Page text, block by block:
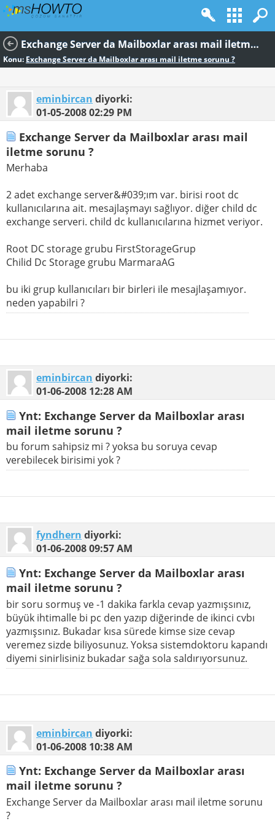
Exchange Server da Mailboxlar arası mail iletme sorunu ?
Konu: Exchange Server da Mailboxlar arası mail iletme sorunu ?
eminbircan diyorki:
01-05-200802:29 PM
Exchange Server da Mailboxlar arası mail
iletme sorunu ?
Merhaba
2 adet exchange server&#039;ım var. birisi root dc
kullanıcılarına ait. mesajlaşmayı sağlıyor. diğer child dc
exchange serveri. child dc kullanıcılarına hizmet veriyor.
Root DC storage grubu FirstStorageGrup
Chilid Dc Storage grubu MarmaraAG
bu iki grup kullanıcıları bir birleri ile mesajlaşamıyor.
neden yapabilri ?
eminbircan diyorki:
01-06-2008 12:28 AM
Ynt: Exchange Server da Mailboxlar arası
mail iletme sorunu ?
bu forum sahipsiz mi ? yoksa bu soruya cevap
verebilecek birisimi yok ?
fyndhern diyorki:
01-06-200809:57 AM
Ynt: Exchange Server da Mailboxlar arası
mail iletme sorunu ?
bir soru sormuş ve -1 dakika farkla cevap yazmışsınız,
büyük ihtimalle bi pc den yazıp diğerinde de ikinci cvbı
yazmışsınız. Bukadar kısa sürede kimse size cevap
veremez sizde biliyosunuz. Yoksa sistemdoktoru kapandı
diyemi sinirlisiniz bukadar sağa sola saldırıyorsunuz.
eminbircan diyorki:
01-06-2008 10:38 AM
Ynt: Exchange Server da Mailboxlar arası
mail iletme sorunu ?
Exchange Server da Mailboxlar arası mail iletme sorunu
?